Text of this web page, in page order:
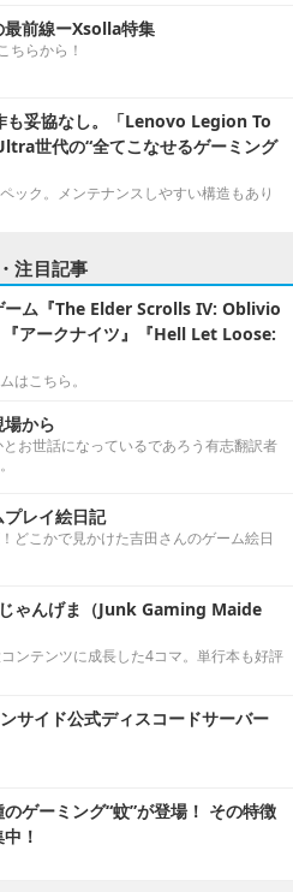
前線ーXsolla特集
ちらから！
も妥協なし。「Lenovo Legion To
世代の“全てこなせるゲーミング
ック。メンテナンスしやすい構造もあり
注目記事
ーム『The Elder Scrolls IV: Oblivio
アークナイツ』『Hell Let Loose:
はこちら。
から
お世話になっているであろう有志翻訳者
レイ絵日記
どこかで見かけた吉田さんのゲーム絵日
じゃんげま（Junk Gaming Maide
ンテンツに成長した4コマ。単行本も好評
サイド公式ディスコードサーバー
のゲーミング“蚊”が登場！ その特徴
！